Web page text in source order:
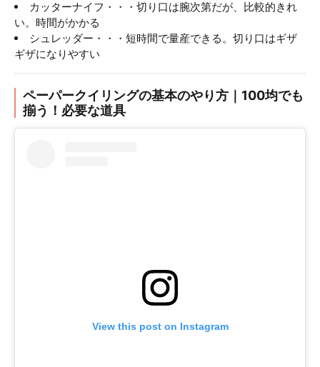
カッターナイフ・・・切り口は腕次第だが、比較的きれ
い。時間がかかる
シュレッダー・・・短時間で量産できる。切り口はギザ
ギザになりやすい
ペーパークイリングの基本のやり方｜100均でも
揃う！必要な道具
View this post on Instagram